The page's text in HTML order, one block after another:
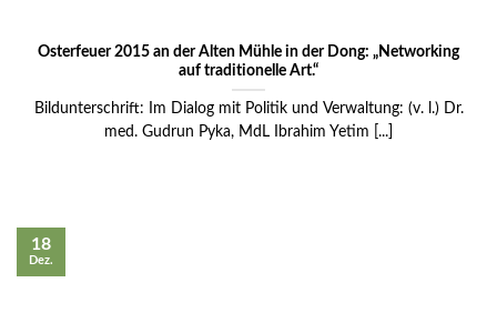
Osterfeuer 2015 an der Alten Mühle in der Dong: „Networking
auf traditionelle Art.“
Bildunterschrift: Im Dialog mit Politik und Verwaltung: (v. l.) Dr.
med. Gudrun Pyka, MdL Ibrahim Yetim [...]
18
Dez.